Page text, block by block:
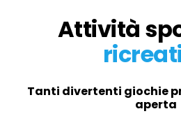
Attività
Tanti divertenti giochie
aperta